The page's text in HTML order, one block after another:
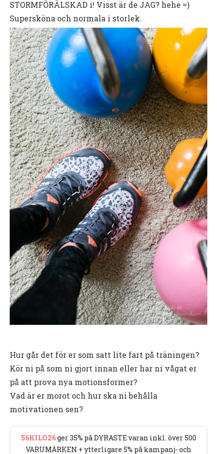
STORMFÖRÄLSKAD i! Visst är de JAG? hehe =)
Supersköna och normala i storlek.
Hur går det för er som satt lite fart på träningen?
Kör ni på som ni gjort innan eller har ni vågat er
på att prova nya motionsformer?
Vad är er morot och hur ska ni behålla
motivationen sen?
56KILO26ger 35% på DYRASTE varan inkl. över 500
VARUMÄRKEN + ytterligare 5% på kampanj- och